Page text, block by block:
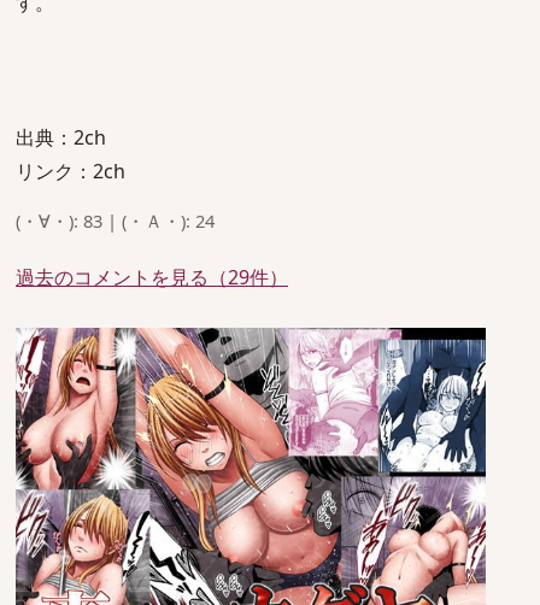
出典：2ch
リンク：2ch
(・∀・): 83 | (・Ａ・): 24
過去のコメントを見る（29件）